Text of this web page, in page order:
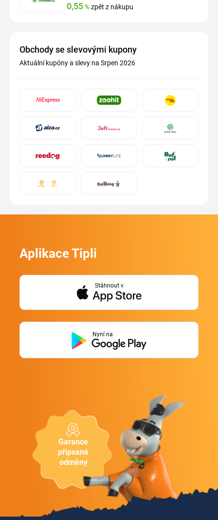
0,55%zpět z nákupu
Obchody se slevovými kupony
Aktuální kupóny a slevy na Srpen 2026
Garance
připsané
odměny
Aplikace Tipli
Stáhnout v
Nyní na